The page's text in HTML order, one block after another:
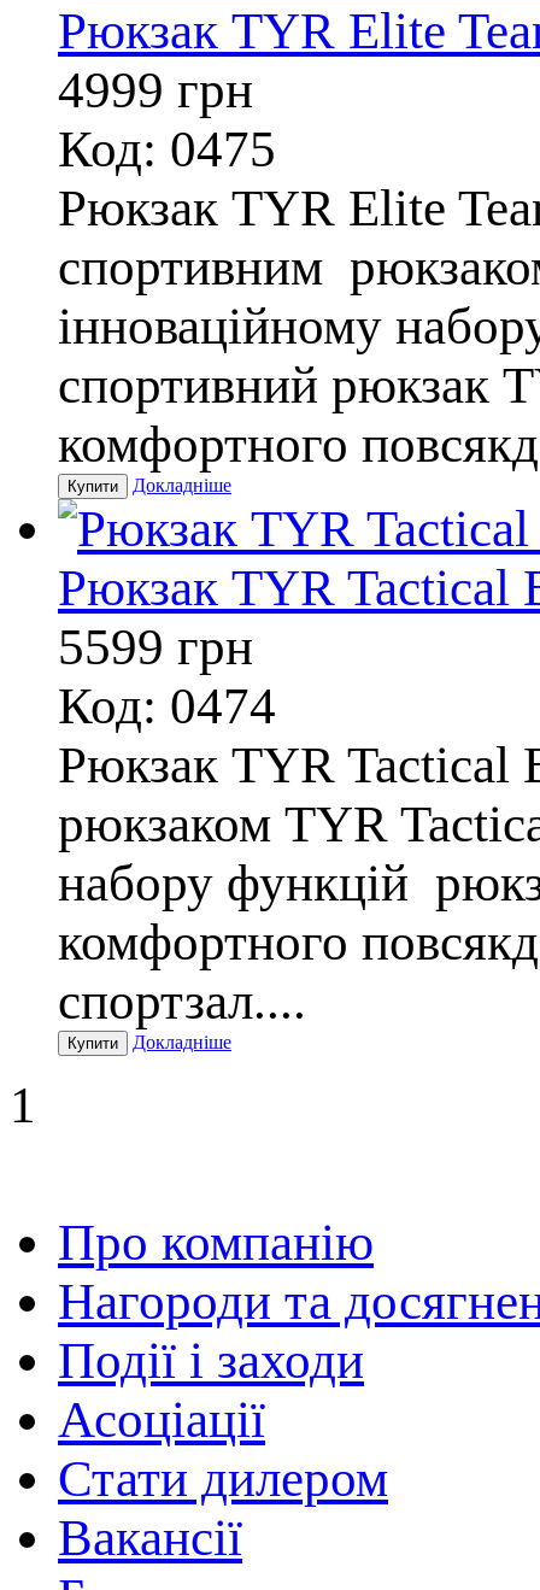
Рюкзак TYR Elite
4999 грн
Код: 0475
Рюкзак TYR Elite
спортивним
інноваційному
спортивний рюкзак
комфортного
Докладніше
Рюкзак TYR Tactical
5599 грн
Код: 0474
Рюкзак TYR Tactical
рюкзаком TYR
набору функцій
комфортного
спортзал....
Докладніше
1
Про компанію
Нагороди та
Події і заходи
Асоціації
Стати дилером
Вакансії